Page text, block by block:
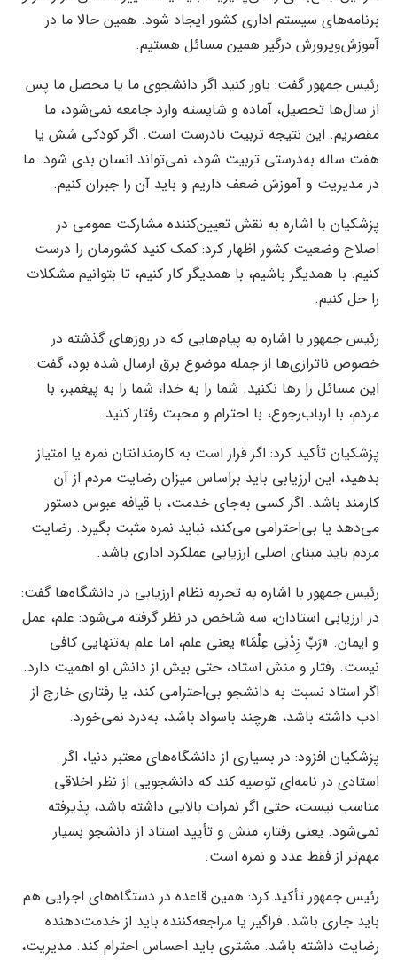
برنامه‌های سیستم اداری کشور ایجاد شود. همین حالا ما در
آموزش‌وپرورش درگیر همین مسائل هستیم.
رئیس جمهور گفت: باور کنید اگر دانشجوی ما یا محصل ما پس
از سال‌ها تحصیل، آماده و شایسته وارد جامعه نمی‌شود، ما
مقصریم. این نتیجه تربیت نادرست است. اگر کودکی شش یا
هفت ساله به‌درستی تربیت شود، نمی‌تواند انسان بدی شود. ما
در مدیریت و آموزش ضعف داریم و باید آن را جبران کنیم.
پزشکیان با اشاره به نقش تعیین‌کننده مشارکت عمومی در
اصلاح وضعیت کشور اظهار کرد: کمک کنید کشورمان را درست
کنیم. با همدیگر باشیم، با همدیگر کار کنیم، تا بتوانیم مشکلات
را حل کنیم.
رئیس جمهور با اشاره به پیام‌هایی که در روزهای گذشته در
خصوص ناترازی‌ها از جمله موضوع برق ارسال شده بود، گفت:
این مسائل را رها نکنید. شما را به خدا، شما را به پیغمبر، با
مردم، با ارباب‌رجوع، با احترام و محبت رفتار کنید.
پزشکیان تأکید کرد: اگر قرار است به کارمندانتان نمره یا امتیاز
بدهید، این ارزیابی باید براساس میزان رضایت مردم از آن
کارمند باشد. اگر کسی به‌جای خدمت، با قیافه عبوس دستور
می‌دهد یا بی‌احترامی می‌کند، نباید نمره مثبت بگیرد. رضایت
مردم باید مبنای اصلی ارزیابی عملکرد اداری باشد.
رئیس جمهور با اشاره به تجربه نظام ارزیابی در دانشگاه‌ها گفت:
در ارزیابی استادان، سه شاخص در نظر گرفته می‌شود: علم، عمل
و ایمان. «رَبِّ زِدْنِی عِلْمًا» یعنی علم، اما علم به‌تنهایی کافی
نیست. رفتار و منش استاد، حتی بیش از دانش او اهمیت دارد.
اگر استاد نسبت به دانشجو بی‌احترامی کند، یا رفتاری خارج از
ادب داشته باشد، هرچند باسواد باشد، به‌درد نمی‌خورد.
پزشکیان افزود: در بسیاری از دانشگاه‌های معتبر دنیا، اگر
استادی در نامه‌ای توصیه کند که دانشجویی از نظر اخلاقی
مناسب نیست، حتی اگر نمرات بالایی داشته باشد، پذیرفته
نمی‌شود. یعنی رفتار، منش و تأیید استاد از دانشجو بسیار
مهم‌تر از فقط عدد و نمره است.
رئیس جمهور تأکید کرد: همین قاعده در دستگاه‌های اجرایی هم
باید جاری باشد. فراگیر یا مراجعه‌کننده باید از خدمت‌دهنده
رضایت داشته باشد. مشتری باید احساس احترام کند. مدیریت،